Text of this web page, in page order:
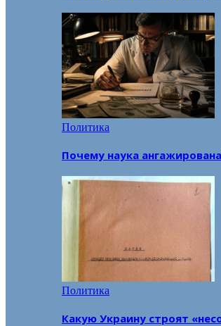
Политика
Почему наука
Политика
Какую Украину строят